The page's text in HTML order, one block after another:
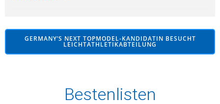
GERMANY’S NEXT TOPMODEL-KANDIDATIN BESUCHT
LEICHTATHLETIKABTEILUNG
Bestenlisten